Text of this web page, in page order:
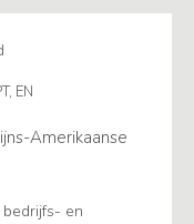
EN
Amerikaanse
en